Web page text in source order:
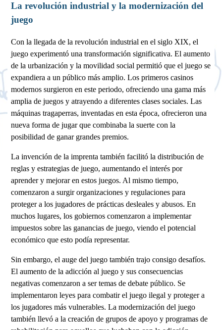
La revolución industrial y la modernización del
juego
Con la llegada de la revolución industrial en el siglo XIX, el
juego experimentó una transformación significativa. El aumento
de la urbanización y la movilidad social permitió que el juego se
expandiera a un público más amplio. Los primeros casinos
modernos surgieron en este periodo, ofreciendo una gama más
amplia de juegos y atrayendo a diferentes clases sociales. Las
máquinas tragaperras, inventadas en esta época, ofrecieron una
nueva forma de jugar que combinaba la suerte con la
posibilidad de ganar grandes premios.
La invención de la imprenta también facilitó la distribución de
reglas y estrategias de juego, aumentando el interés por
aprender y mejorar en estos juegos. Al mismo tiempo,
comenzaron a surgir organizaciones y regulaciones para
proteger a los jugadores de prácticas desleales y abusos. En
muchos lugares, los gobiernos comenzaron a implementar
impuestos sobre las ganancias de juego, viendo el potencial
económico que esto podía representar.
Sin embargo, el auge del juego también trajo consigo desafíos.
El aumento de la adicción al juego y sus consecuencias
negativas comenzaron a ser temas de debate público. Se
implementaron leyes para combatir el juego ilegal y proteger a
los jugadores más vulnerables. La modernización del juego
también llevó a la creación de grupos de apoyo y programas de